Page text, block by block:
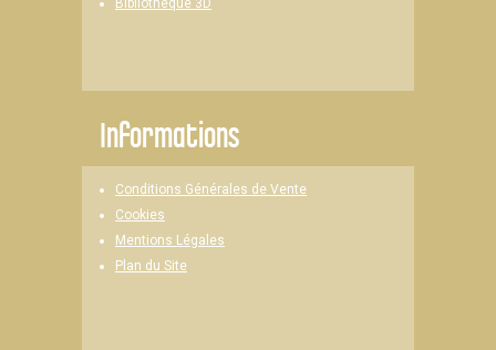
Bibliothèque 3D
Informations
Conditions Générales de Vente
Cookies
Mentions Légales
Plan du Site